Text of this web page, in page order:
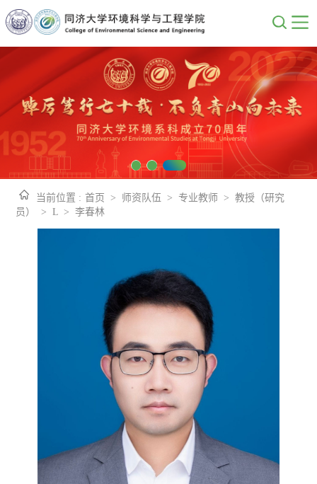
当前位置 : 首页 > 师资队伍 > 专业教师 >
教授（研究
员）
> L > 李春林